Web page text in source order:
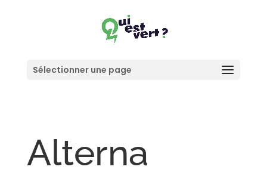
Sélectionner une page
Alterna